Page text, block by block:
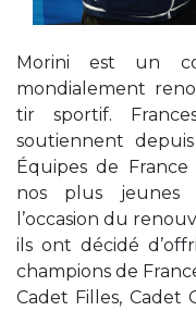
Morini est un
mondialement
tir sportif.
soutiennent
Équipes de
nos plus jeunes
l’occasion du
ils ont décidé
champions de
Cadet Filles, Cadet